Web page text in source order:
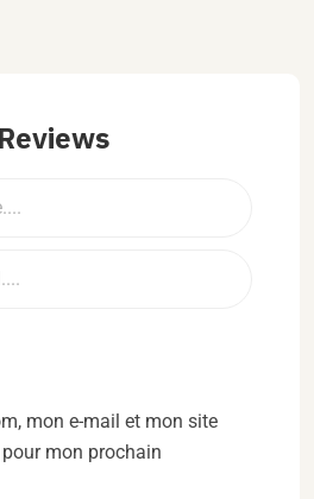
mon e-mail et mon site
mon prochain